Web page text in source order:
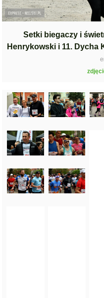
Setki biegaczy i
Henrykowski i 11. Dycha